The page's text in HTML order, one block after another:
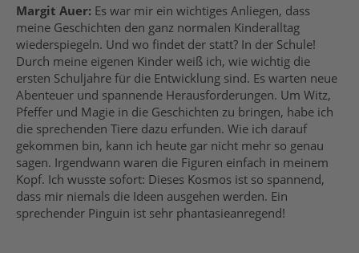
Margit Auer: Es war mir ein wichtiges Anliegen, dass
meine Geschichten den ganz normalen Kinderalltag
wiederspiegeln. Und wo findet der statt? In der Schule!
Durch meine eigenen Kinder weiß ich, wie wichtig die
ersten Schuljahre für die Entwicklung sind. Es warten neue
Abenteuer und spannende Herausforderungen. Um Witz,
Pfeffer und Magie in die Geschichten zu bringen, habe ich
die sprechenden Tiere dazu erfunden. Wie ich darauf
gekommen bin, kann ich heute gar nicht mehr so genau
sagen. Irgendwann waren die Figuren einfach in meinem
Kopf. Ich wusste sofort: Dieses Kosmos ist so spannend,
dass mir niemals die Ideen ausgehen werden. Ein
sprechender Pinguin ist sehr phantasieanregend!